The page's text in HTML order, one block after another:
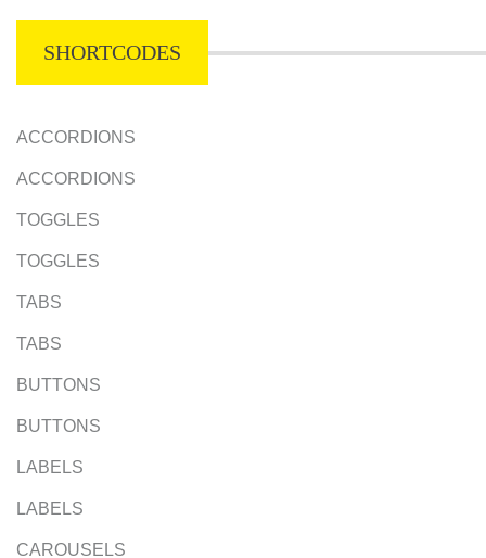
SHORTCODES
ACCORDIONS
ACCORDIONS
TOGGLES
TOGGLES
TABS
TABS
BUTTONS
BUTTONS
LABELS
LABELS
CAROUSELS